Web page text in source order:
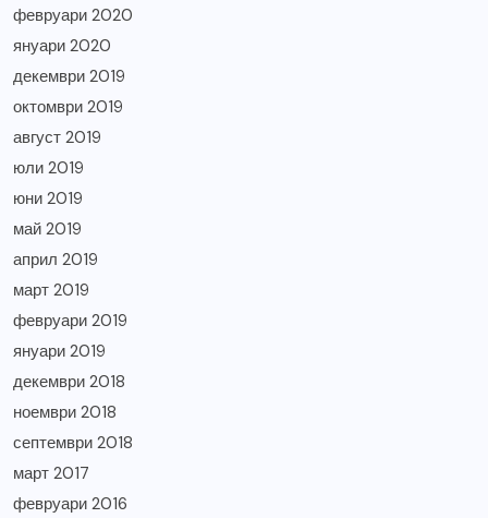
февруари 2020
януари 2020
декември 2019
октомври 2019
август 2019
юли 2019
юни 2019
май 2019
април 2019
март 2019
февруари 2019
януари 2019
декември 2018
ноември 2018
септември 2018
март 2017
февруари 2016